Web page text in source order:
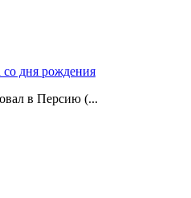
со дня рождения
в Персию (...